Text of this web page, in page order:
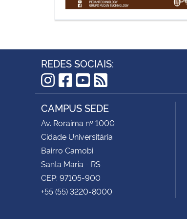
REDES SOCIAIS:
Instagram
Facebook
YouTube
RSS
CAMPUS SEDE
Av. Roraima nº 1000
Cidade Universitária
Bairro Camobi
Santa Maria - RS
CEP: 97105-900
+55 (55) 3220-8000